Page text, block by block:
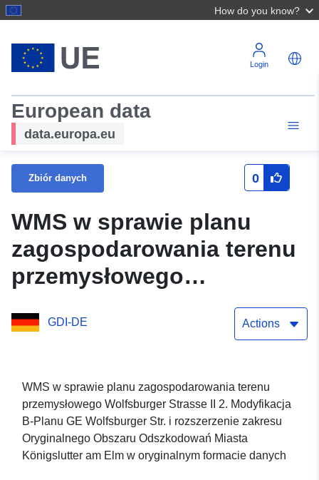
How do you know?
Login
European data
data.europa.eu
Zbiór danych 0
WMS w sprawie planu
zagospodarowania terenu
przemysłowego
Wolfsburger Strasse II 2.
Zmiana planu B GE
rozszerzenie zakresu
pierwotnego obszaru
kompensacyjnego miasta
Königslutter am Elm
GDI-DE Actions
WMS w sprawie planu zagospodarowania terenu
przemysłowego Wolfsburger Strasse II 2. Modyfikacja
B-Planu GE Wolfsburger Str. i rozszerzenie zakresu
Oryginalnego Obszaru Odszkodowań Miasta
Königslutter am Elm w oryginalnym formacie danych